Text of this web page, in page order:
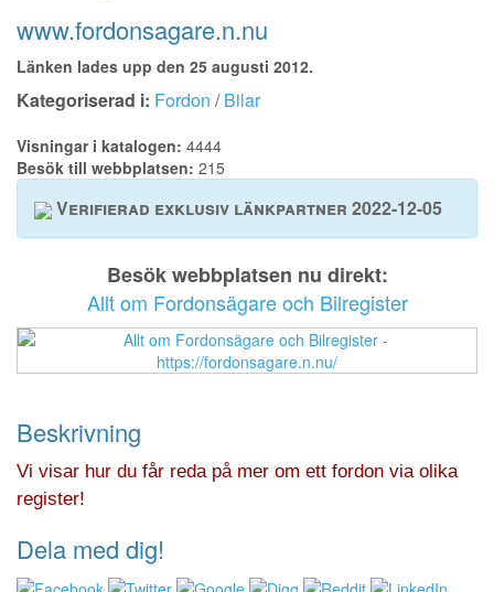
www.fordonsagare.n.nu
Länken lades upp den 25 augusti 2012.
Kategoriserad i: Fordon /Bilar
Visningar i katalogen: 4444
Besök till webbplatsen: 215
Verifierad exklusiv länkpartner 2022-12-05
Besök webbplatsen nu direkt:
Allt om Fordonsägare och Bilregister
Beskrivning
Vi visar hur du får reda på mer om ett fordon via olika
register!
Dela med dig!